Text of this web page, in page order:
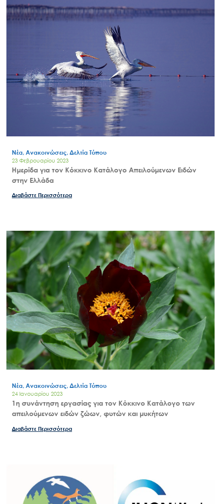
Νέα, Ανακοινώσεις, Δελτία Τύπου
23 Φεβρουαρίου 2023
Ημερίδα για τον Κόκκινο Κατάλογο Απειλούμενων Ειδών
στην Ελλάδα
Διαβάστε Περισσότερα
Νέα, Ανακοινώσεις, Δελτία Τύπου
24 Ιανουαρίου 2023
1η συνάντηση εργασίας για τον Κόκκινο Κατάλογο των
απειλούμενων ειδών ζώων, φυτών και μυκήτων
Διαβάστε Περισσότερα